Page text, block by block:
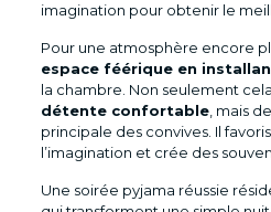
imagination pour obtenir le
Pour une atmosphère encore
espace féérique en
la chambre. Non seulement cela
détente confortable, mais
principale des convives. Il
l’imagination et crée des
Une soirée pyjama réussie